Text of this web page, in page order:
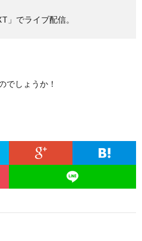
」でライブ配信。
でしょうか！